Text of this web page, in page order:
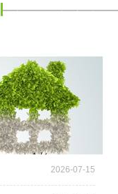
2026-07-15